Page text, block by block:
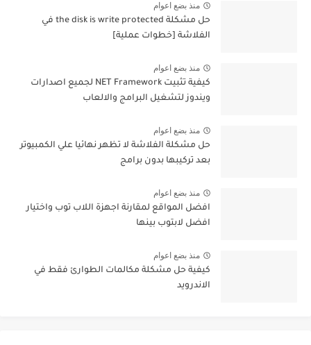
منذ بضع اعوام
حل مشكلة the disk is write protected في
الفلاشة [خطوات عملية]
منذ بضع اعوام
كيفية تثبيت NET Framework لجميع اصدارات
ويندوز لتشغيل البرامج والالعاب
منذ بضع اعوام
حل مشكلة الفلاشة لا تظهر نهائيا علي الكمبيوتر
بعد تركيبها بدون برامج
منذ بضع اعوام
افضل المواقع لمقارنة اجهزة اللاب توب واختيار
افضل لابتوب بينها
منذ بضع اعوام
كيفية حل مشكلة مكالمات الطوارئ فقط في
الاندرويد